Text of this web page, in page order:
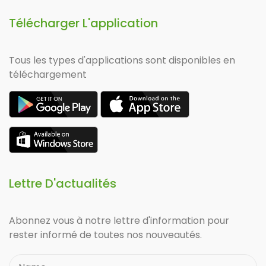
Télécharger L'application
Tous les types d'applications sont disponibles en
téléchargement
Lettre D'actualités
Abonnez vous à notre lettre d'information pour
rester informé de toutes nos nouveautés.